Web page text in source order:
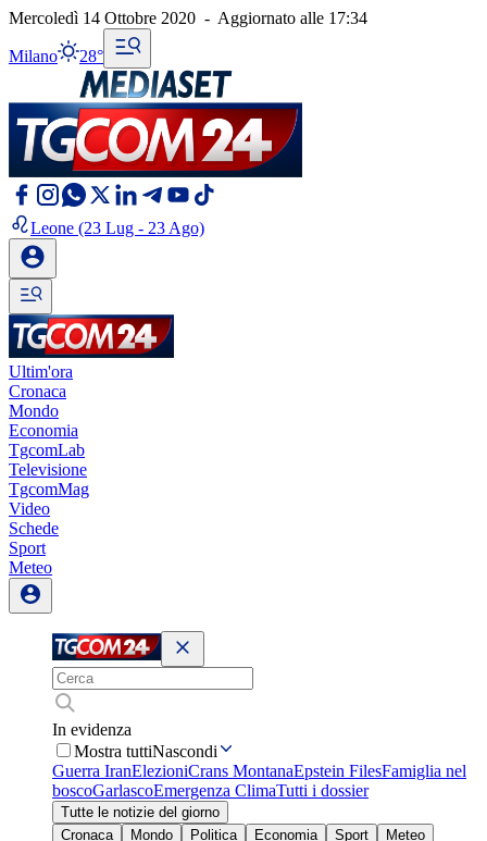
Mercoledì 14 Ottobre 2020 - Aggiornato alle 17:34
Milano 28°
Leone (23 Lug - 23 Ago)
Ultim'ora
Cronaca
Mondo
Economia
TgcomLab
Televisione
TgcomMag
Video
Schede
Sport
Meteo
In evidenza
Mostra tuttiNascondi
Guerra IranElezioniCrans MontanaEpstein FilesFamiglia nel
boscoGarlascoEmergenza ClimaTutti i dossier
Tutte le notizie del giorno
Cronaca
Mondo Politica Economia Sport
Meteo